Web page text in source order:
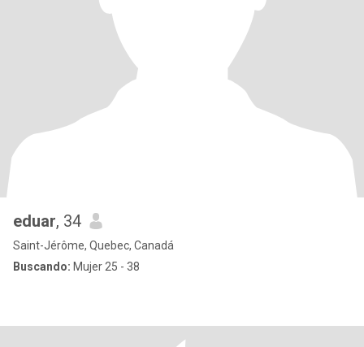
eduar, 34
Saint-Jérôme, Quebec, Canadá
Buscando: Mujer 25 - 38